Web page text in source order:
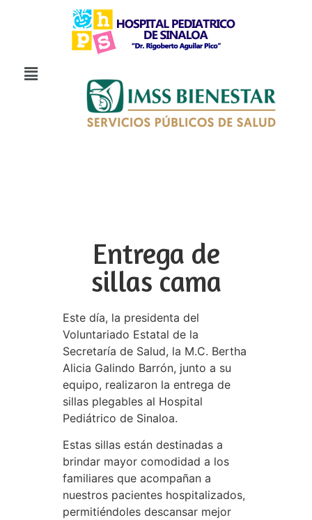
Entrega de
sillas cama
Este día, la presidenta del
Voluntariado Estatal de la
Secretaría de Salud, la M.C. Bertha
Alicia Galindo Barrón, junto a su
equipo, realizaron la entrega de
sillas plegables al Hospital
Pediátrico de Sinaloa.
Estas sillas están destinadas a
brindar mayor comodidad a los
familiares que acompañan a
nuestros pacientes hospitalizados,
permitiéndoles descansar mejor